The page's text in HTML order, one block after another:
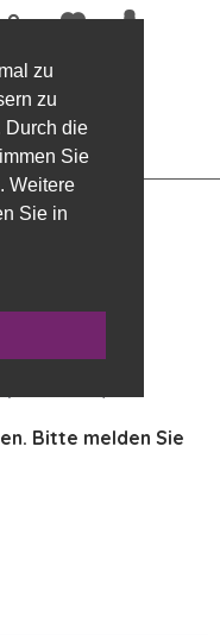
zu
zu
Durch die
Sie
Weitere
Sie in
10 Stück, 8
Bitte melden Sie